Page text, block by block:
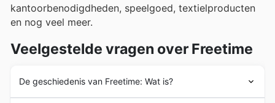
kantoorbenodigdheden, speelgoed, textielproducten
en nog veel meer.
Veelgestelde vragen over Freetime
De geschiedenis van Freetime: Wat is?